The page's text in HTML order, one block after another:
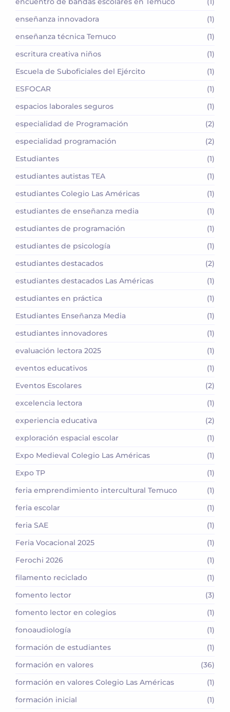
enseñanza innovadora
(1)
enseñanza técnica Temuco
(1)
escritura creativa niños
(1)
Escuela de Suboficiales del Ejército
(1)
ESFOCAR
(1)
espacios laborales seguros
(1)
especialidad de Programación
(2)
especialidad programación
(2)
Estudiantes
(1)
estudiantes autistas TEA
(1)
estudiantes Colegio Las Américas
(1)
estudiantes de enseñanza media
(1)
estudiantes de programación
(1)
estudiantes de psicología
(1)
estudiantes destacados
(2)
estudiantes destacados Las Américas
(1)
estudiantes en práctica
(1)
Estudiantes Enseñanza Media
(1)
estudiantes innovadores
(1)
evaluación lectora 2025
(1)
eventos educativos
(1)
Eventos Escolares
(2)
excelencia lectora
(1)
experiencia educativa
(2)
exploración espacial escolar
(1)
Expo Medieval Colegio Las Américas
(1)
Expo TP
(1)
feria emprendimiento intercultural Temuco
(1)
feria escolar
(1)
feria SAE
(1)
Feria Vocacional 2025
(1)
Ferochi 2026
(1)
filamento reciclado
(1)
fomento lector
(3)
fomento lector en colegios
(1)
fonoaudiología
(1)
formación de estudiantes
(1)
formación en valores
(36)
formación en valores Colegio Las Américas
(1)
formación inicial
(1)